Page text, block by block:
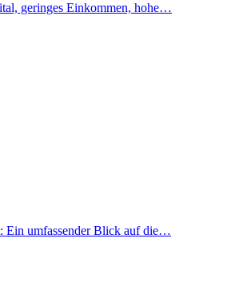
geringes Einkommen, hohe…
Ein umfassender Blick auf die…